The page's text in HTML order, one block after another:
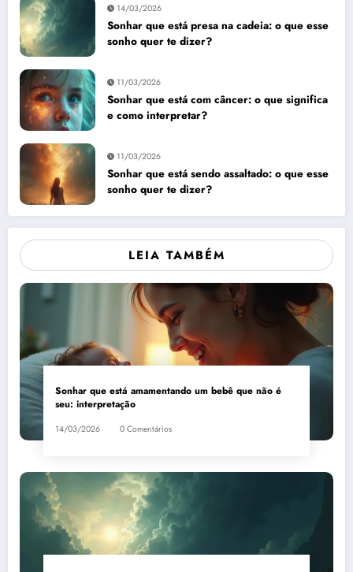
14/03/2026
Sonhar que está presa na cadeia: o que esse
sonho quer te dizer?
11/03/2026
Sonhar que está com câncer: o que significa
e como interpretar?
11/03/2026
Sonhar que está sendo assaltado: o que esse
sonho quer te dizer?
LEIA TAMBÉM
Sonhar que está amamentando um bebê que não é
seu: interpretação
14/03/2026 0 Comentários